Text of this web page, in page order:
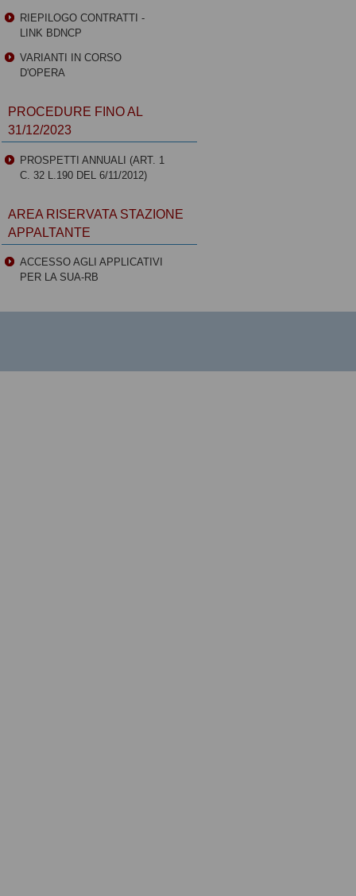
RIEPILOGO CONTRATTI -
LINK BDNCP
VARIANTI IN CORSO
D'OPERA
PROCEDURE FINO AL
31/12/2023
PROSPETTI ANNUALI (ART. 1
C. 32 L.190 DEL 6/11/2012)
AREA RISERVATA STAZIONE
APPALTANTE
ACCESSO AGLI APPLICATIVI
PER LA SUA-RB